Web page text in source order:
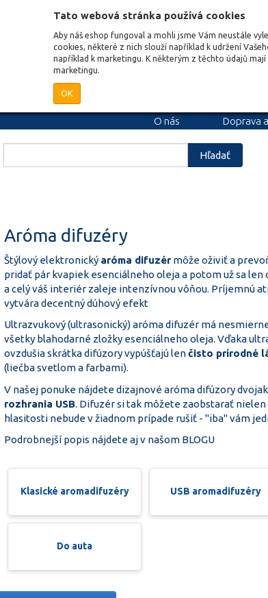
Tato webová stránka používá cookies
Aby náš eshop fungoval a mohli jsme Vám neustále
cookies, některé z nich slouží například k udržení
například k marketingu. K některým z těchto údajů
marketingu.
OK
O nás Doprava
Hľadať
Aróma difuzéry
Štýlový elektronický aróma difuzér môže oživiť a
pridať pár kvapiek esenciálneho oleja a potom už sa
a celý váš interiér zaleje intenzívnou vôňou. Príjemnú
vytvára decentný dúhový efekt
Ultrazvukový (ultrasonický) aróma difuzér má
všetky blahodarné zložky esenciálneho oleja. Vďaka
ovzdušia skrátka difúzory vypúšťajú lenčisto prírodné
(liečba svetlom a farbami).
V našej ponuke nájdete dizajnové aróma difúzory
rozhrania USB. Difuzér si tak môžete zaobstarať nielen
hlasitosti nebude v žiadnom prípade rušiť - "iba" vám
Podrobnejší popis nájdete aj v našom BLOGU
Klasické aromadifuzéry USB aromadifuzéry
Do auta